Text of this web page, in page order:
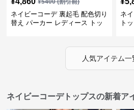
¥5400(割引前)
ネイビーコーデ 裏起毛 配色切り
替え パーカー レディース トッ
ネ
ト
人気アイテム一
ネイビーコーデトップスの新着ア